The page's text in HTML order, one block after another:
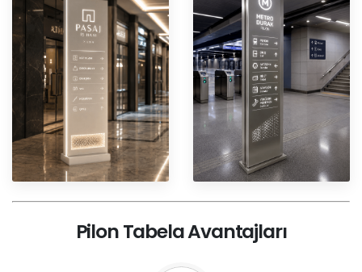
Pilon Tabela Avantajları